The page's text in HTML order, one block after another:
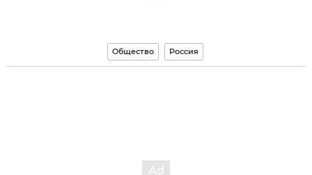
Общество Россия